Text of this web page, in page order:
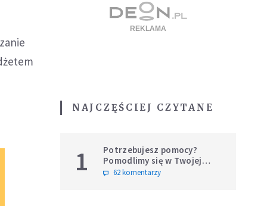
NAJCZĘŚCIEJ CZYTANE
1
Potrzebujesz pomocy?
Pomodlimy się w Twojej
intencji
62 komentarzy